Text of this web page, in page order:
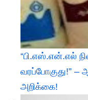
“பி.எஸ்.என்.எல்
வரப்போகுது!”
அறிக்கை!